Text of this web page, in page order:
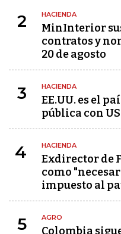
2 HACIENDA
MinInterior
contratos y
20 de agosto
3 HACIENDA
EE.UU. es el
pública con
4 HACIENDA
Exdirector de
como
impuesto al
5 AGRO
Colombia